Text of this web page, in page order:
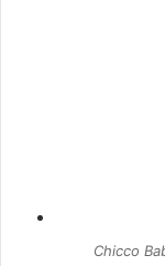
Chicco